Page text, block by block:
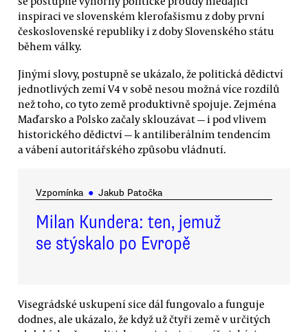
inspiraci ve slovenském klerofašismu z doby první
československé republiky i z doby Slovenského státu
během války.
Jinými slovy, postupně se ukázalo, že politická dědictví
jednotlivých zemí V4 v sobě nesou možná více rozdílů
než toho, co tyto země produktivně spojuje. Zejména
Maďarsko a Polsko začaly sklouzávat — i pod vlivem
historického dědictví — k antiliberálním tendencím
a vábení autoritářského způsobu vládnutí.
Vzpomínka ● Jakub Patočka
Milan Kundera: ten, jemuž
se stýskalo po Evropě
Visegrádské uskupení sice dál fungovalo a funguje
dodnes, ale ukázalo, že když už čtyři země v určitých